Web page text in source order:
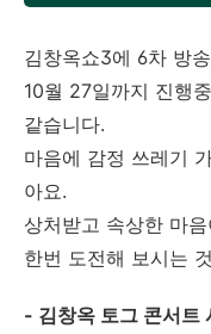
김창옥쇼3에 6차 방
10월 27일까지 진행
같습니다.
마음에 감정 쓰레기
아요.
상처받고 속상한 마
한번 도전해 보시는
- 김창옥 토그 콘서트